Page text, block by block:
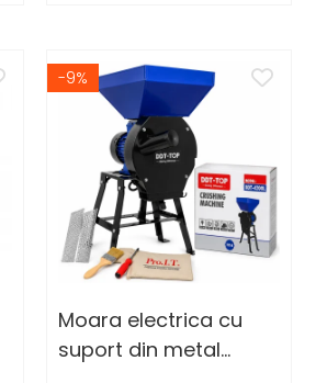
-9%
Moara electrica cu
suport din metal